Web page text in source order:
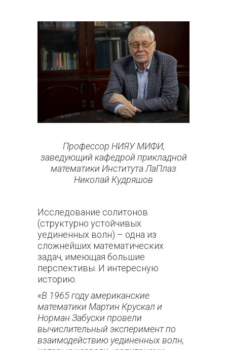
Профессор НИЯУ МИФИ,
заведующий кафедрой прикладной
математики Института ЛаПлаз
Николай Кудряшов
Исследование солитонов
(структурно устойчивых
уединенных волн) – одна из
сложнейших математических
задач, имеющая большие
перспективы. И интересную
историю.
«В 1965 году американские
математики Мартин Крускал и
Норман Забуски провели
вычислительный эксперимент по
взаимодействию уединенных волн,